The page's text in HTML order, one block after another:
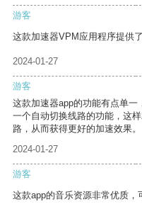
游客
这款加速器VPM应用程序提供
2024-01-27
游客
这款加速器app的功能有点单
一个自动切换线路的功能，这
路，从而获得更好的加速效果。
2024-01-27
游客
这款app的音乐资源非常优质，